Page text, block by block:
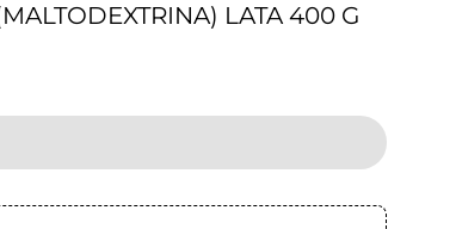
LATA 400 G